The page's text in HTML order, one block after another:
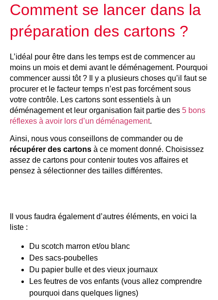
Comment se lancer dans la
préparation des cartons ?
L’idéal pour être dans les temps est de commencer au
moins un mois et demi avant le déménagement. Pourquoi
commencer aussi tôt ? Il y a plusieurs choses qu’il faut se
procurer et le facteur temps n’est pas forcément sous
votre contrôle. Les cartons sont essentiels à un
déménagement et leur organisation fait partie des 5 bons
réflexes à avoir lors d’un déménagement.
Ainsi, nous vous conseillons de commander ou de
récupérer des cartons à ce moment donné. Choisissez
assez de cartons pour contenir toutes vos affaires et
pensez à sélectionner des tailles différentes.
Il vous faudra également d’autres éléments, en voici la
liste :
Du scotch marron et/ou blanc
Des sacs-poubelles
Du papier bulle et des vieux journaux
Les feutres de vos enfants (vous allez comprendre
pourquoi dans quelques lignes)